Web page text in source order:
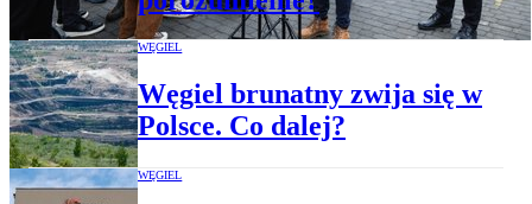
WĘGIEL
Węgiel brunatny zwija się w
Polsce. Co dalej?
WĘGIEL